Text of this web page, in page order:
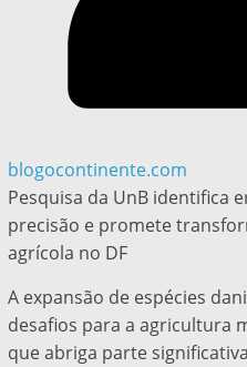
blogocontinente.com
Pesquisa da UnB identifica
precisão e promete
agrícola no DF
A expansão de espécies
desafios para a agricultura
que abriga parte